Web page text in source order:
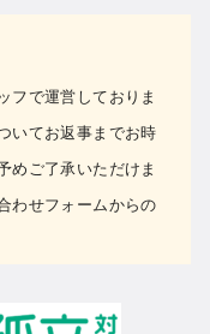
フで運営しておりま
いてお返事までお時
めご了承いただけま
わせフォームからの